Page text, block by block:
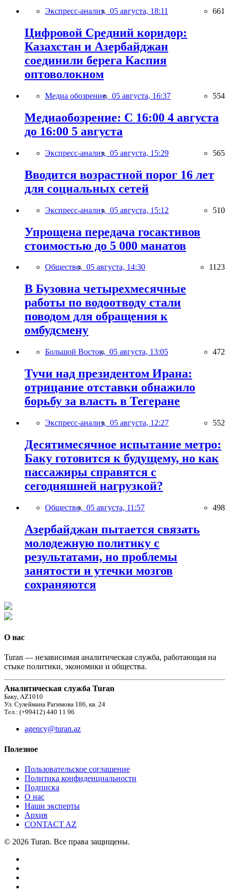
Экспресс-анализ, 05 августа, 18:11 661
Цифровой Средний коридор:
Казахстан и Азербайджан
соединили берега Каспия
оптоволокном
Медиа обозрение, 05 августа, 16:37 554
Медиаобозрение: С 16:00 4 августа
до 16:00 5 августа
Экспресс-анализ, 05 августа, 15:29 565
Вводится возрастной порог 16 лет
для социальных сетей
Экспресс-анализ, 05 августа, 15:12 510
Упрощена передача госактивов
стоимостью до 5 000 манатов
Общество, 05 августа, 14:30 1123
В Бузовна четырехмесячные
работы по водоотводу стали
поводом для обращения к
омбудсмену
Большой Восток, 05 августа, 13:05 472
Тучи над президентом Ирана:
отрицание отставки обнажило
борьбу за власть в Тегеране
Экспресс-анализ, 05 августа, 12:27 552
Десятимесячное испытание метро:
Баку готовится к будущему, но как
пассажиры справятся с
сегодняшней нагрузкой?
Общество, 05 августа, 11:57 498
Азербайджан пытается связать
молодежную политику с
результатами, но проблемы
занятости и утечки мозгов
сохраняются
О нас
Turan — независимая аналитическая служба, работающая на
стыке политики, экономики и общества.
Аналитическая служба Turan
Баку, AZ1010
Ул. Сулеймана Рагимова 186, кв. 24
Тел.: (+99412) 440 11 96
agency@turan.az
Полезное
Пользовательское соглашение
Политика конфиденциальности
Подписка
О нас
Наши эксперты
Архив
CONTACT AZ
© 2026 Turan. Все права защищены.